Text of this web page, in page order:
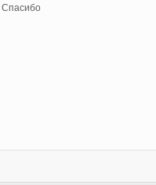
Спасибо